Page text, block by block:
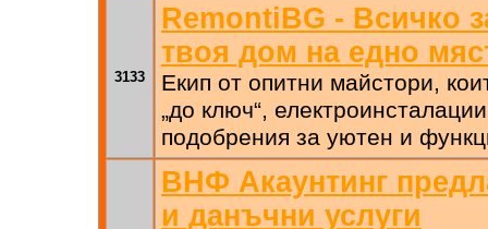
3133
RemontiBG - Всичко
твоя дом на едно
Екип от опитни майстори,
„до ключ“,
подобрения за уютен и
ВНФ Акаунтинг
и данъчни услуги